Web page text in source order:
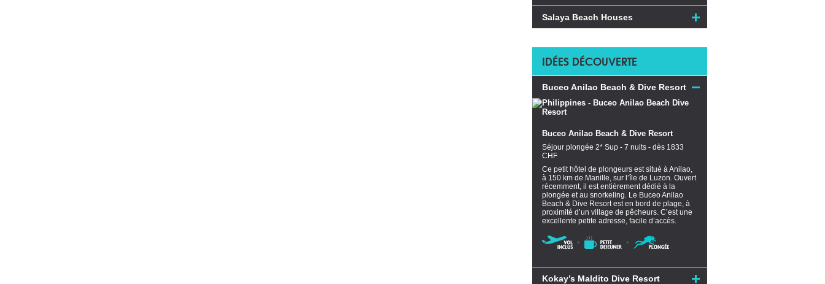
Salaya Beach Houses
IDÉES DÉCOUVERTE
Buceo Anilao Beach & Dive Resort
Buceo Anilao Beach & Dive Resort
Séjour plongée 2* Sup - 7 nuits - dès 1833
CHF
Ce petit hôtel de plongeurs est situé à Anilao,
à 150 km de Manille, sur l’île de Luzon. Ouvert
récemment, il est entièrement dédié à la
plongée et au snorkeling. Le Buceo Anilao
Beach & Dive Resort est en bord de plage, à
proximité d’un village de pêcheurs. C’est une
excellente petite adresse, facile d’accès.
Kokay’s Maldito Dive Resort